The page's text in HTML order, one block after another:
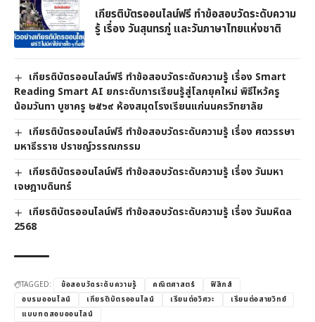
เกียรติบัตรออนไลน์ฟรี ทำข้อสอบวัดระดับความ
รู้ เรื่อง วันสุนทรภู่ และวันภาษาไทยแห่งชาติ
เกียรติบัตรออนไลน์ฟรี ทำข้อสอบวัดระดับความรู้ เรื่อง Smart
Reading Smart AI ยกระดับการเรียนรู้สู่โลกยุคใหม่ พิธีไหว้ครู
น้อมวันทา บูชาครู ๒๕๖๙ ห้องสมุดโรงเรียนแก่นนครวิทยาลัย
เกียรติบัตรออนไลน์ฟรี ทำข้อสอบวัดระดับความรู้ เรื่อง ศตวรรษา
มหาธีรราช ปราชญ์วรรณกรรม
เกียรติบัตรออนไลน์ฟรี ทำข้อสอบวัดระดับความรู้ เรื่อง วันมหา
เจษฎาบดินทร์
เกียรติบัตรออนไลน์ฟรี ทำข้อสอบวัดระดับความรู้ เรื่อง วันมหิดล
2568
TAGGED: ข้อสอบวัดระดับความรู้ คณิตศาสตร์
ฟิสิกส์
อบรมออนไลน์
เกียรติบัตรออนไลน์ เรียนต่อวิศวะ
เรียนต่อสายวิทย์
แบบทดสอบออนไลน์